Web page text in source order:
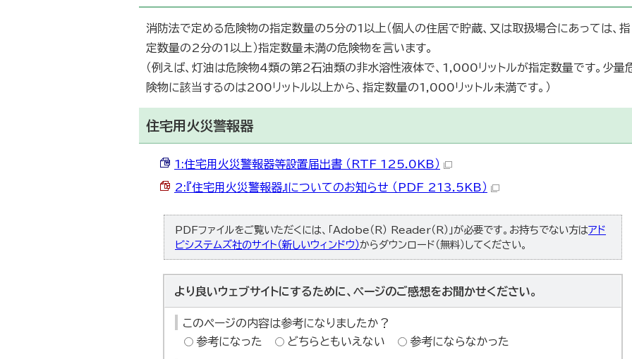
消防法で定める危険物の指定数量の5分の1以上（個人の住居で貯蔵、又は取扱場合にあっては、指
定数量の2分の1以上）指定数量未満の危険物を言います。
（例えば、灯油は危険物4類の第2石油類の非水溶性液体で、1,000リットルが指定数量です。少量
険物に該当するのは200リットル以上から、指定数量の1,000リットル未満です。）
住宅用火災警報器
1:住宅用火災警報器等設置届出書 （RTF 125.0KB）
2:『住宅用火災警報器』についてのお知らせ （PDF 213.5KB）
PDFファイルをご覧いただくには、「Adobe（R） Reader（R）」が必要です。お持ちでない方はアド
ビシステムズ社のサイト（新しいウィンドウ）からダウンロード（無料）してください。
より良いウェブサイトにするために、ページのご感想をお聞かせください。
このページの内容は参考になりましたか？
参考になった
どちらともいえない 参考にならなかった